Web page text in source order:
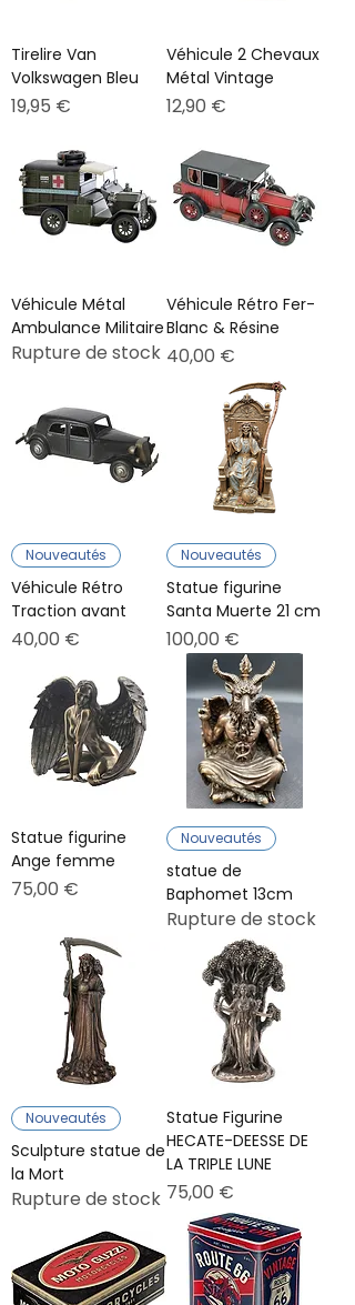
Tirelire Van
Volkswagen Bleu
Prix
19,95 €
Véhicule 2 Chevaux
Métal Vintage
Prix
12,90 €
Véhicule Métal
Ambulance Militaire
Rupture de stock
Véhicule Rétro Fer-
Blanc & Résine
Prix
40,00 €
Nouveautés
Véhicule Rétro
Traction avant
Prix
40,00 €
Nouveautés
Statue figurine
Santa Muerte 21 cm
Prix
100,00 €
Statue figurine
Ange femme
Prix
75,00 €
Nouveautés
statue de
Baphomet 13cm
Rupture de stock
Nouveautés
Sculpture statue de
la Mort
Rupture de stock
Statue Figurine
HECATE-DEESSE DE
LA TRIPLE LUNE
Prix
75,00 €